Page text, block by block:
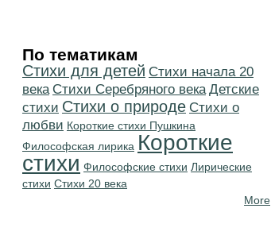
По тематикам
Стихи для детей Cтихи начала 20
века Cтихи Серебряного века Детские
стихи Стихи о природе Стихи о
любви Короткие стихи Пушкина
Философская лирика Короткие
стихи Философские стихи Лирические
стихи Стихи 20 века
More